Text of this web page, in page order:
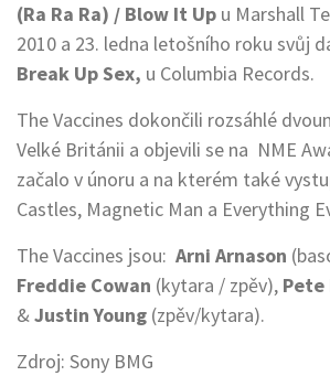
(Ra Ra Ra) / Blow It Up u Marshall
2010 a 23. ledna letošního roku svůj
Break Up Sex, u Columbia Records.
The Vaccines dokončili rozsáhlé
Velké Británii a objevili se na NME
začalo v únoru a na kterém také
Castles, Magnetic Man a Everything
The Vaccines jsou: Arni Arnason
Freddie Cowan (kytara / zpěv), Pete
&Justin Young (zpěv/kytara).
Zdroj: Sony BMG